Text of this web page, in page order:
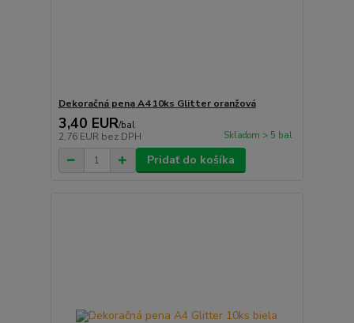
Dekoračná pena A4 10ks Glitter oranžová
3,40 EUR/bal
2,76 EUR bez DPH Skladom > 5 bal
Pridať do košíka